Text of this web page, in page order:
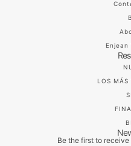
Enjean
LOS MÁS
Be the first to